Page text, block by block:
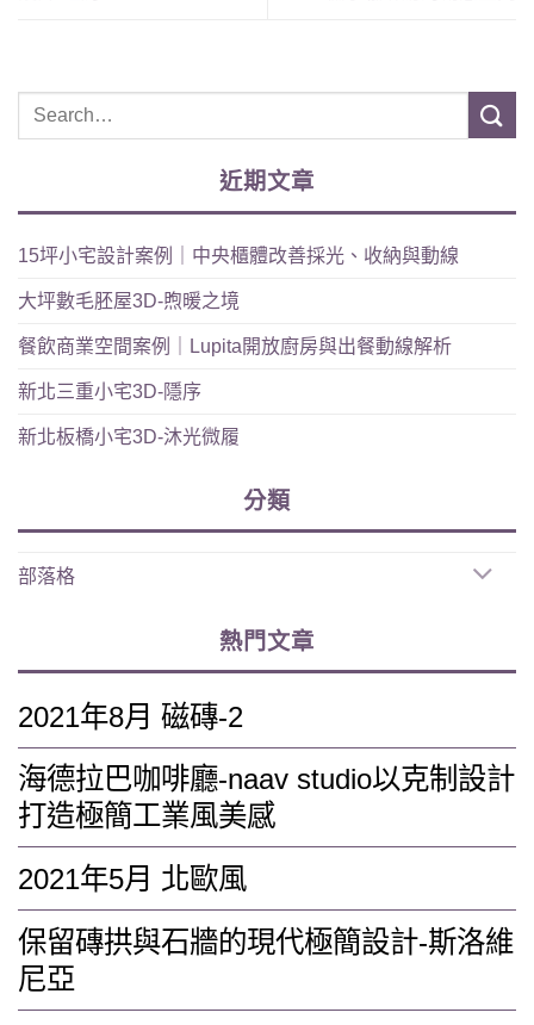
近期文章
15坪小宅設計案例｜中央櫃體改善採光、收納與動線
大坪數毛胚屋3D-煦暖之境
餐飲商業空間案例｜Lupita開放廚房與出餐動線解析
新北三重小宅3D-隱序
新北板橋小宅3D-沐光微履
分類
部落格
熱門文章
2021年8月 磁磚-2
海德拉巴咖啡廳-naav studio以克制設計
打造極簡工業風美感
2021年5月 北歐風
保留磚拱與石牆的現代極簡設計-斯洛維
尼亞